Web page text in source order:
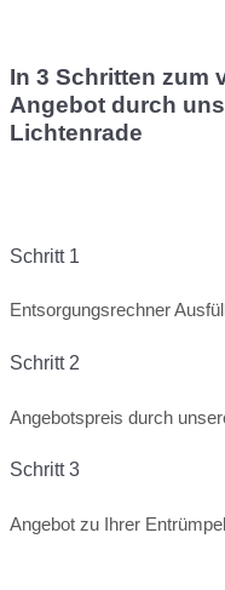
In 3 Schritten zum
Angebot durch
Lichtenrade
Schritt 1
Entsorgungsrechner
Schritt 2
Angebotspreis durch
Schritt 3
Angebot zu Ihrer